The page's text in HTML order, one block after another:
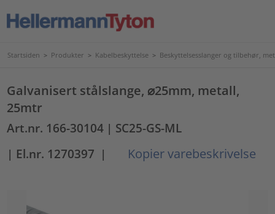
Startsiden > Produkter > Kabelbeskyttelse > Beskyttelsesslanger og tilbehør,
Galvanisert stålslange, ⌀25mm, metall,
25mtr
Art.nr. 166-30104 | SC25-GS-ML
| El.nr. 1270397 | Kopier varebeskrivelse